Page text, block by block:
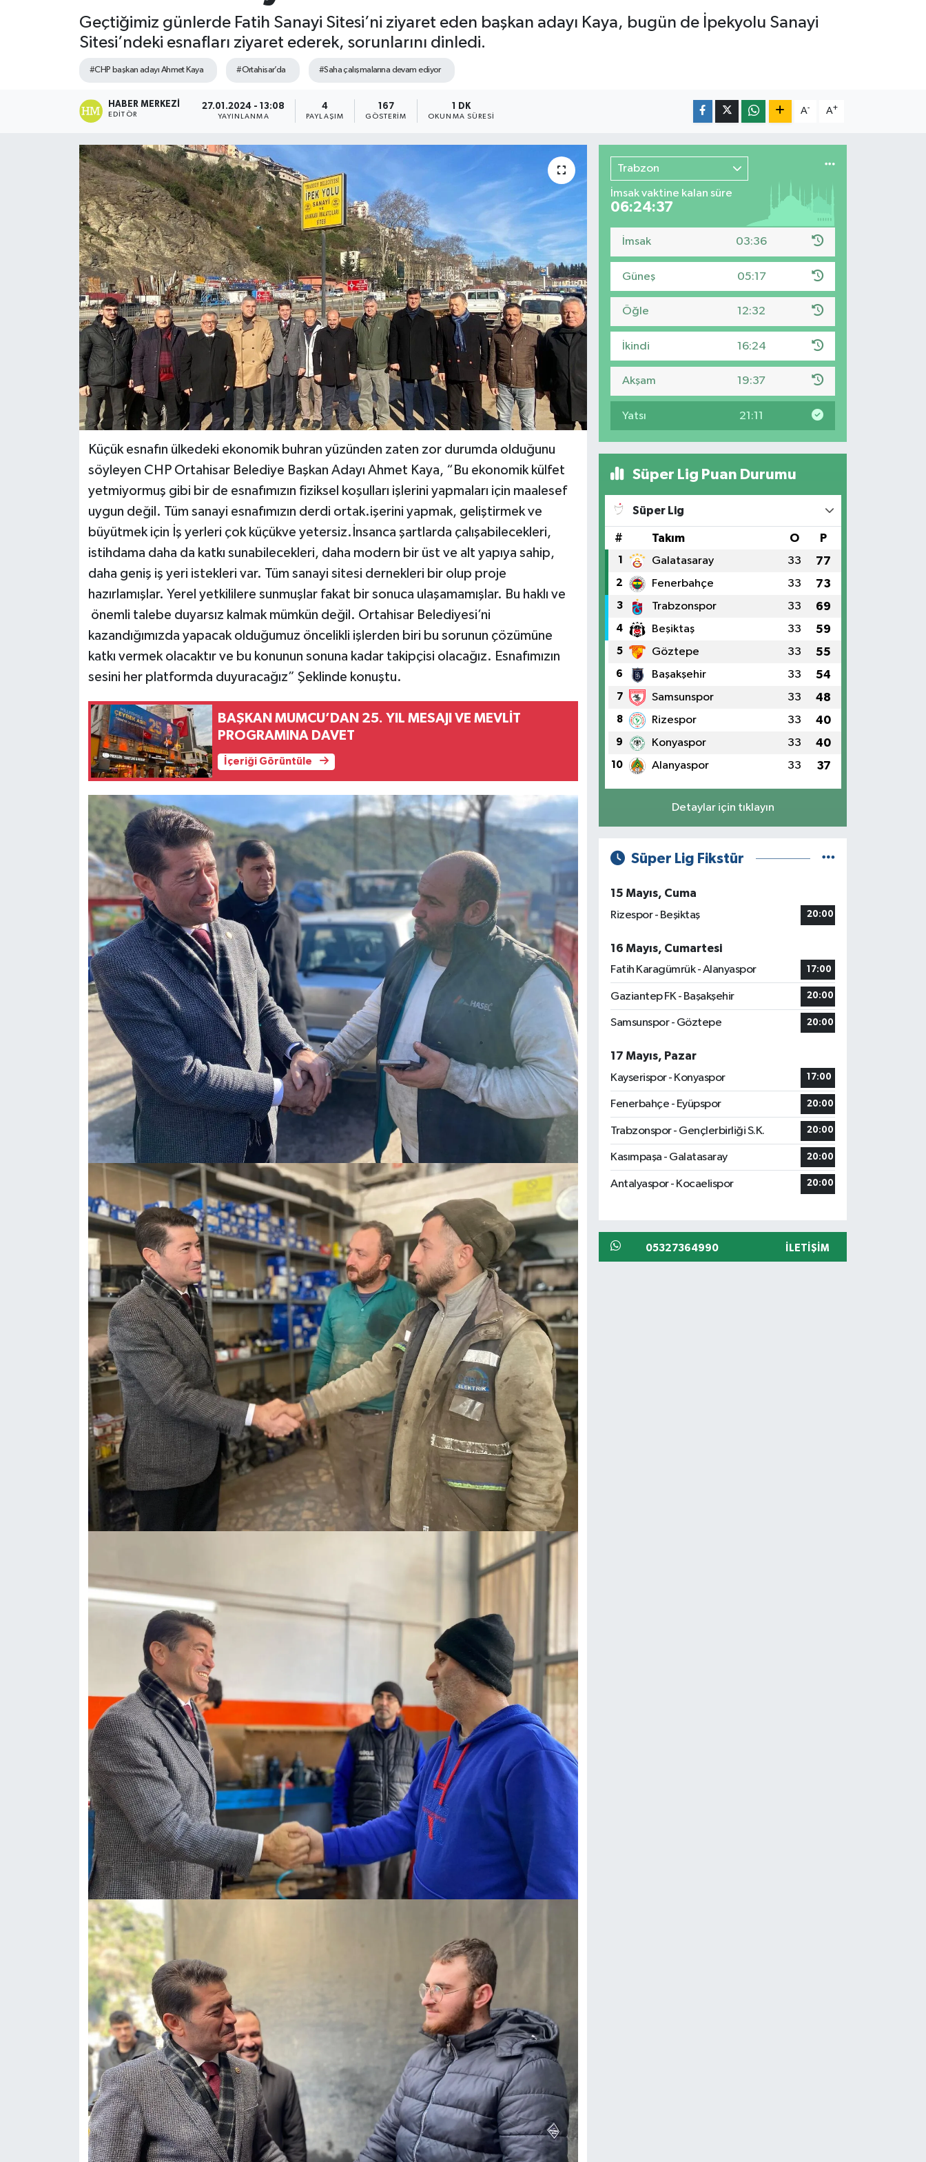
Geçtiğimiz günlerde Fatih Sanayi Sitesi’ni ziyaret eden başkan adayı Kaya, bugün de İpekyolu Sanayi
Sitesi’ndeki esnafları ziyaret ederek, sorunlarını dinledi.
#CHP başkan adayı Ahmet Kaya #Ortahisar’da #Saha çalışmalarına devam ediyor
HABER MERKEZI
EDITÖR
27.01.2024 - 13:08
YAYINLANMA
4
PAYLAŞIM
167
GÖSTERIM
1 DK
OKUNMA SÜRESI
A- A+
Küçük esnafın ülkedeki ekonomik buhran yüzünden zaten zor durumda olduğunu
söyleyen CHP Ortahisar Belediye Başkan Adayı Ahmet Kaya, “Bu ekonomik külfet
yetmiyormuş gibi bir de esnafımızın fiziksel koşulları işlerini yapmaları için maalesef
uygun değil. Tüm sanayi esnafımızın derdi ortak.işerini yapmak, geliştirmek ve
büyütmek için İş yerleri çok küçükve yetersiz.İnsanca şartlarda çalışabilecekleri,
istihdama daha da katkı sunabilecekleri, daha modern bir üst ve alt yapıya sahip,
daha geniş iş yeri istekleri var. Tüm sanayi sitesi dernekleri bir olup proje
hazırlamışlar. Yerel yetkililere sunmuşlar fakat bir sonuca ulaşamamışlar. Bu haklı ve
önemli talebe duyarsız kalmak mümkün değil. Ortahisar Belediyesi’ni
kazandığımızda yapacak olduğumuz öncelikli işlerden biri bu sorunun çözümüne
katkı vermek olacaktır ve bu konunun sonuna kadar takipçisi olacağız. Esnafımızın
sesini her platformda duyuracağız” Şeklinde konuştu.
BAŞKAN MUMCU’DAN 25. YIL MESAJI VE MEVLİT
PROGRAMINA DAVET
İçeriği Görüntüle
Trabzon
İmsak vaktine kalan süre
06:24:35
İmsak 03:36
Güneş 05:17
Öğle 12:32
İkindi 16:24
Akşam 19:37
Yatsı 21:11
Süper Lig Puan Durumu
Süper Lig
# Takım O P
1 Galatasaray 33 77
2 Fenerbahçe 33 73
3 Trabzonspor 33 69
4 Beşiktaş 33 59
5 Göztepe 33 55
6 Başakşehir 33 54
7 Samsunspor 33 48
8 Rizespor 33 40
9 Konyaspor 33 40
10 Alanyaspor 33 37
Detaylar için tıklayın
Süper Lig Fikstür
15 Mayıs, Cuma
Rizespor - Beşiktaş
20:00
16 Mayıs, Cumartesi
Fatih Karagümrük - Alanyaspor
17:00
Gaziantep FK - Başakşehir 20:00
Samsunspor - Göztepe 20:00
17 Mayıs, Pazar
Kayserispor - Konyaspor
17:00
Fenerbahçe - Eyüpspor 20:00
Trabzonspor - Gençlerbirliği S.K. 20:00
Kasımpaşa - Galatasaray 20:00
Antalyaspor - Kocaelispor 20:00
05327364990 İLETIŞIM